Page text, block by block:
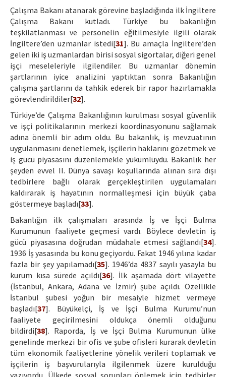
Çalışma Bakanı atanarak görevine başladığında ilk İngiltere
Çalışma Bakanı kutladı. Türkiye bu bakanlığın
teşkilatlanması ve personelin eğitilmesiyle ilgili olarak
İngiltere’den uzmanlar istedi[31]. Bu amaçla İngiltere’den
gelen iki iş uzmanlardan birisi sosyal sigortalar, diğeri genel
işçi meseleleriyle ilgilendiler. Bu uzmanlar dönemin
şartlarının iyice analizini yaptıktan sonra Bakanlığın
çalışma şartlarını da tahkik ederek bir rapor hazırlamakla
görevlendirildiler[32].
Türkiye’de Çalışma Bakanlığının kurulması sosyal güvenlik
ve işçi politikalarının merkezi koordinasyonunu sağlamak
adına önemli bir adım oldu. Bu bakanlık, iş mevzuatının
uygulanmasını denetlemek, işçilerin haklarını gözetmek ve
iş gücü piyasasını düzenlemekle yükümlüydü. Bakanlık her
şeyden evvel II. Dünya savaşı koşullarında alınan sıra dışı
tedbirlere bağlı olarak gerçekleştirilen uygulamaları
kaldırarak iş hayatının normalleşmesi için büyük çaba
göstermeye başladı[33].
Bakanlığın ilk çalışmaları arasında İş ve İşçi Bulma
Kurumunun faaliyete geçmesi vardı. Böylece devletin iş
gücü piyasasına doğrudan müdahale etmesi sağlandı[34].
1936 İş yasasında bu konu geçiyordu. Fakat 1946 yılına kadar
fazla bir şey yapılamadı[35]. 1946’da 4837 sayılı yasayla bu
kurum kısa sürede açıldı[36]. İlk aşamada dört vilayette
(İstanbul, Ankara, Adana ve İzmir) şube açıldı. Özellikle
İstanbul şubesi yoğun bir mesaiyle hizmet vermeye
başladı[37]. Büyükelçi, İş ve İşçi Bulma Kurumu’nun
faaliyete geçirilmesini oldukça önemli olduğunu
bildirdi[38]. Raporda, İş ve İşçi Bulma Kurumunun ülke
genelinde merkezi bir ofis ve şube ofisleri kurarak devletin
tüm ekonomik faaliyetlerine yönelik verileri toplamak ve
işçilerin iş başvurularıyla ilgilenmek üzere kurulduğu